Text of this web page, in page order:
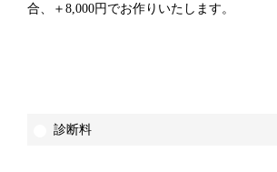
合、＋8,000円でお作りいたします。
診断料